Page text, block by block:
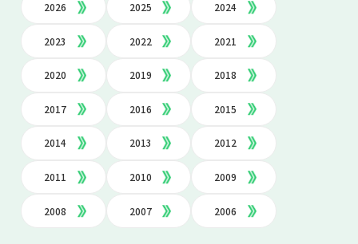
2026 2025 2024
2023 2022 2021
2020 2019 2018
2017 2016 2015
2014 2013 2012
2011 2010 2009
2008 2007 2006